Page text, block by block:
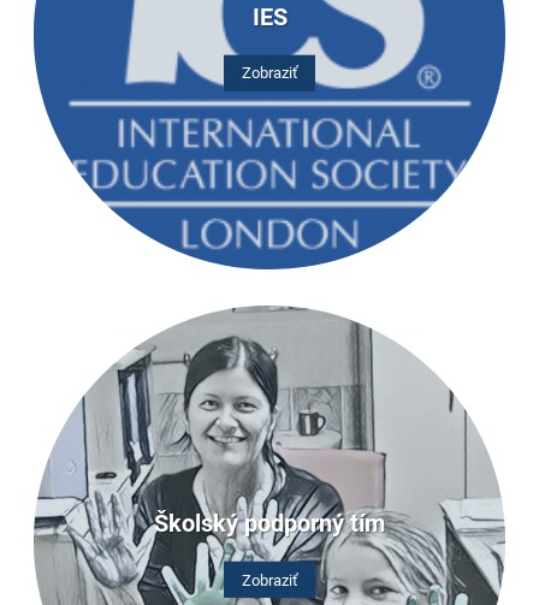
IES
Zobraziť
Školský podporný tím
Zobraziť